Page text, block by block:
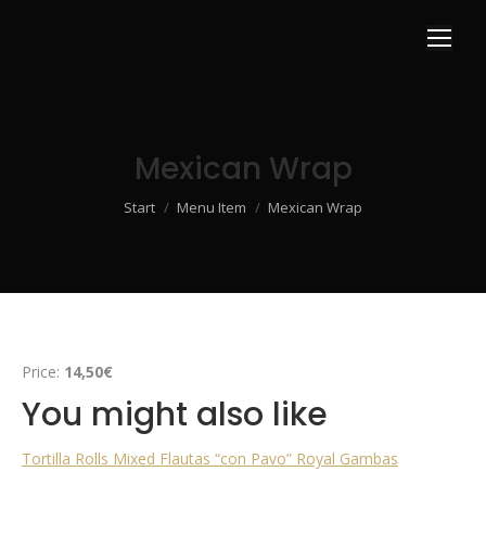
Mexican Wrap
Sie befinden sich hier:
Start Menu Item Mexican Wrap
Price: 14,50€
You might also like
Tortilla Rolls Mixed Flautas “con Pavo” Royal Gambas